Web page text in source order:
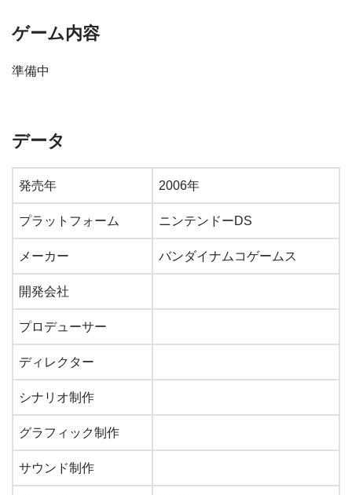
ゲーム内容
準備中
データ
発売年 2006年
プラットフォーム ニンテンドーDS
メーカー バンダイナムコゲームス
開発会社
プロデューサー
ディレクター
シナリオ制作
グラフィック制作
サウンド制作